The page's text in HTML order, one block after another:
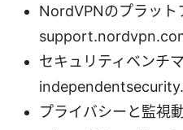
NordVPNのプラット
セキュリティベンチ
プライバシーと監視